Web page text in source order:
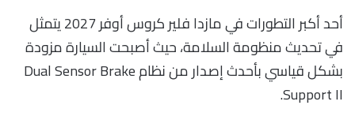
أحد أكبر التطورات في مازدا فلير كروس أوفر 2027 يتمثل
في تحديث منظومة السلامة، حيث أصبحت السيارة مزودة
بشكل قياسي بأحدث إصدار من نظام Dual Sensor Brake
Support II.